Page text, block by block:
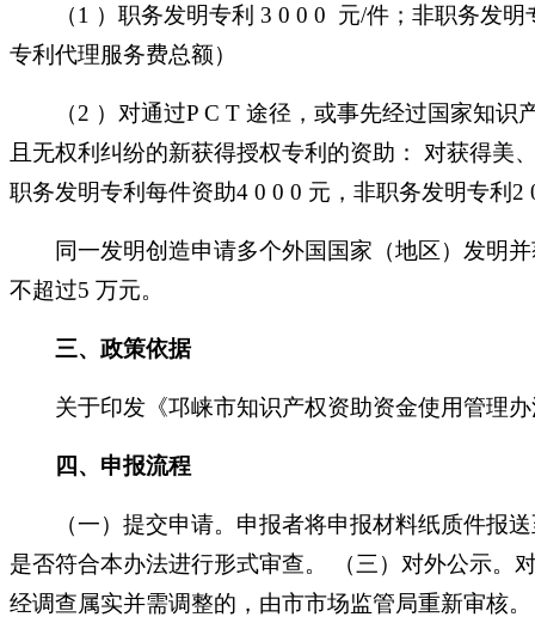
（1 ）职务发明专利 3 0 0 0 元/件；非职务发
专利代理服务费总额）
（2 ）对通过P C T 途径，或事先经过国家知
且无权利纠纷的新获得授权专利的资助： 对获得美
职务发明专利每件资助4 0 0 0 元，非职务发明专利2
同一发明创造申请多个外国国家（地区）发明并
不超过5 万元。
三、 政策依据
关于印发《邛崃市知识产权资助资金使用管理办
四、 申报流程
（一）提交申请。申报者将申报材料纸质件报送
是否符合本办法进行形式审查。
（三）对外公示。
经调查属实并需调整的，由市市场监管局重新审核